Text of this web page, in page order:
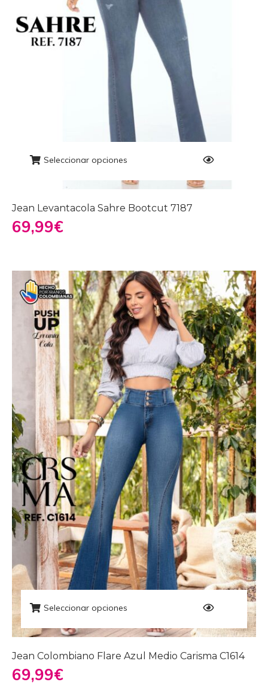
Seleccionar opciones
Jean Levantacola Sahre Bootcut 7187
69,99€
Seleccionar opciones
Jean Colombiano Flare Azul Medio Carisma C1614
69,99€